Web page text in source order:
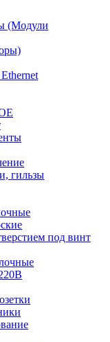
(Модули
гильзы
под винт